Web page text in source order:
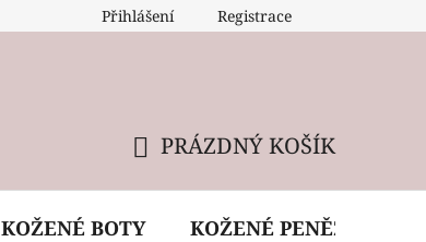
Reklamační podmínky
Přihlášení Registrace
KOŠÍK
PRÁZDNÝ KOŠÍK
KOŽENÉ BOTY KOŽENÉ PENĚŽENKY